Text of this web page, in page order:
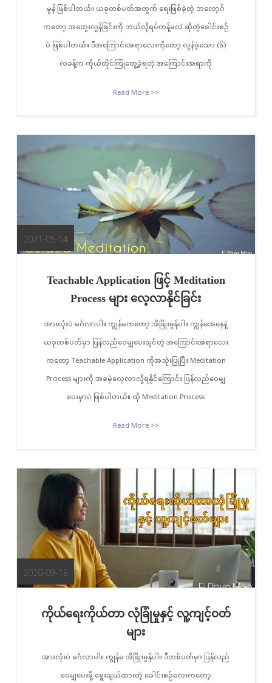
မွန် ဖြစ်ပါတယ်။ ယခုတစ်ပတ်အတွက် ရေးဖြစ်ခဲ့တဲ့ ဘလော့ဂ်
ကတော့ အတွေးလွန်ခြင်းကို ဘယ်လိုရပ်တန့်မလဲ ဆိုတဲ့ခေါင်းစဉ်
ပဲ ဖြစ်ပါတယ်။ ဒီအကြောင်းအရာလေးကိုတော့ လွန်ခဲ့သော (၆)
လခန့်က ကိုယ်တိုင်ကြုံတွေ့ခဲ့ရတဲ့ အကြောင်းအရာကို
Read More >>
2021-05-14
Teachable Application ဖြင့် Meditation
Process များ လေ့လာနိုင်ခြင်း
အားလုံးပဲ မင်္ဂလာပါ။ ကျွန်မကတော့ အိဖြိုးမွန်ပါ။ ကျွန်မအနေနဲ့
ယခုတစ်ပတ်မှာ ပြန်လည်ဝေမျှပေးချင်တဲ့ အကြောင်းအရာလေး
ကတော့ Teachable Application ကိုအသုံးပြုပြီး Meditation
Process များကို အခမဲ့လေ့လာလို့ရနိုင်ကြောင်း ပြန်လည်ဝေမျှ
ပေးမှာပဲ ဖြစ်ပါတယ်။ ထို Meditation Process
Read More >>
2020-09-18
ကိုယ်ရေးကိုယ်တာ လုံခြုံမှုနှင့် လူ့ကျင့်ဝတ်
များ
အားလုံးပဲ မင်္ဂလာပါ။ ကျွန်မ အိဖြိုးမွန်ပါ။ ဒီတစ်ပတ်မှာ ပြန်လည်
ဝေမျှပေးဖို့ ရွေးချယ်ထားတဲ့ ခေါင်းစဉ်လေးကတော့